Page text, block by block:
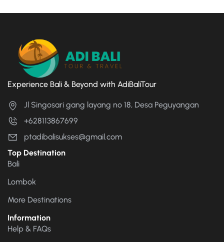
Experience Bali & Beyond with AdiBaliTour
Jl Singosari gang layang no 18, Desa Peguyangan
+628113867699
ptadibalisukses@gmail.com
Top Destination
Bali
Lombok
More Destinations
Information
Help & FAQs